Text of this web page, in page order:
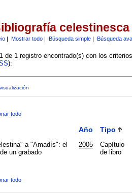
celestinesca
| Mostrar todo| Búsqueda simple| Búsqueda
de 1 registro encontrado(s) con los
):
todo
Año Tipo
a "Amadís": el
un grabado
2005
Capítulo
de libro
todo